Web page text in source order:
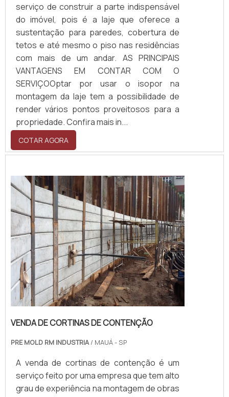
serviço de construir a parte indispensável
do imóvel, pois é a laje que oferece a
sustentação para paredes, cobertura de
tetos e até mesmo o piso nas residências
com mais de um andar. AS PRINCIPAIS
VANTAGENS EM CONTAR COM O
SERVIÇOOptar por usar o isopor na
montagem da laje tem a possibilidade de
render vários pontos proveitosos para a
propriedade. Confira mais in...
COTAR AGORA
VENDA DE CORTINAS DE CONTENÇÃO
PRE MOLD RM INDUSTRIA/ MAUÁ - SP
A venda de cortinas de contenção é um
serviço feito por uma empresa que tem alto
grau de experiência na montagem de obras